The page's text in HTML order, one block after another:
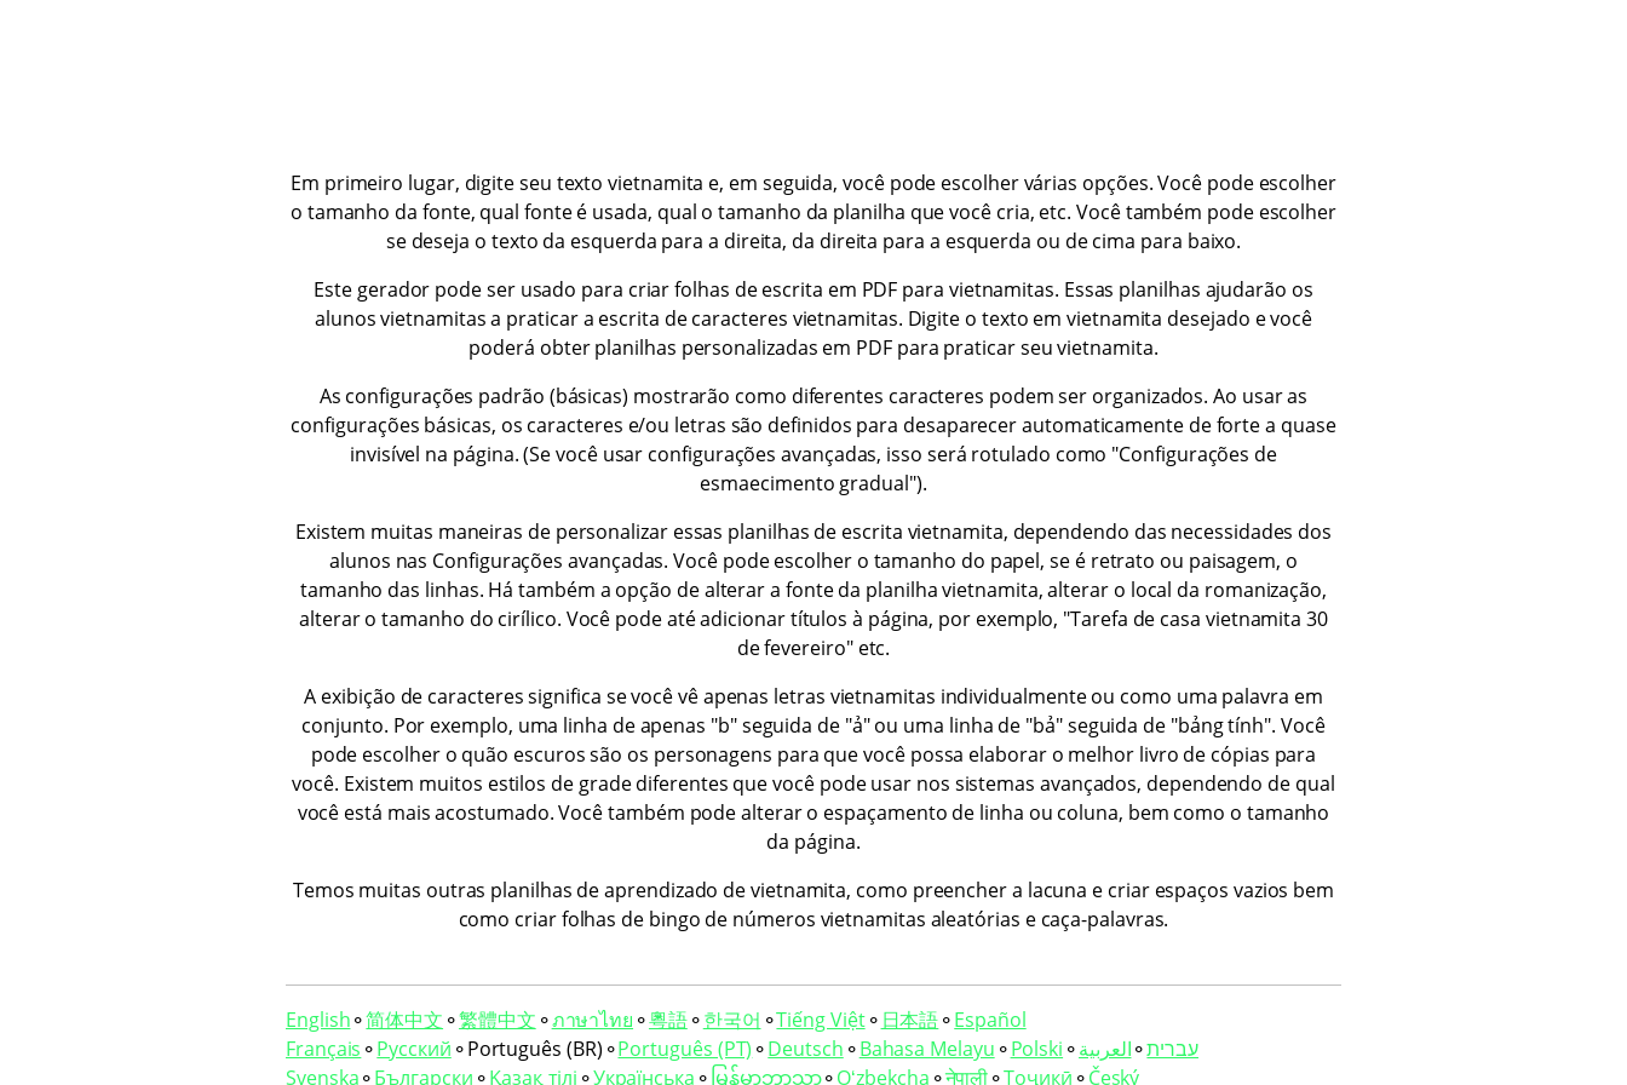
Em primeiro lugar, digite seu texto vietnamita e, em seguida, você pode escolher várias opções. Você pode escolher
o tamanho da fonte, qual fonte é usada, qual o tamanho da planilha que você cria, etc. Você também pode escolher
se deseja o texto da esquerda para a direita, da direita para a esquerda ou de cima para baixo.
Este gerador pode ser usado para criar folhas de escrita em PDF para vietnamitas. Essas planilhas ajudarão os
alunos vietnamitas a praticar a escrita de caracteres vietnamitas. Digite o texto em vietnamita desejado e você
poderá obter planilhas personalizadas em PDF para praticar seu vietnamita.
As configurações padrão (básicas) mostrarão como diferentes caracteres podem ser organizados. Ao usar as
configurações básicas, os caracteres e/ou letras são definidos para desaparecer automaticamente de forte a quase
invisível na página. (Se você usar configurações avançadas, isso será rotulado como "Configurações de
esmaecimento gradual").
Existem muitas maneiras de personalizar essas planilhas de escrita vietnamita, dependendo das necessidades dos
alunos nas Configurações avançadas. Você pode escolher o tamanho do papel, se é retrato ou paisagem, o
tamanho das linhas. Há também a opção de alterar a fonte da planilha vietnamita, alterar o local da romanização,
alterar o tamanho do cirílico. Você pode até adicionar títulos à página, por exemplo, "Tarefa de casa vietnamita 30
de fevereiro" etc.
A exibição de caracteres significa se você vê apenas letras vietnamitas individualmente ou como uma palavra em
conjunto. Por exemplo, uma linha de apenas "b" seguida de "ả" ou uma linha de "bả" seguida de "bảng tính". Você
pode escolher o quão escuros são os personagens para que você possa elaborar o melhor livro de cópias para
você. Existem muitos estilos de grade diferentes que você pode usar nos sistemas avançados, dependendo de qual
você está mais acostumado. Você também pode alterar o espaçamento de linha ou coluna, bem como o tamanho
da página.
Temos muitas outras planilhas de aprendizado de vietnamita, como preencher a lacuna e criar espaços vazios bem
como criar folhas de bingo de números vietnamitas aleatórias e caça-palavras.
English⚬简体中文 ⚬繁體中文 ⚬ภาษาไทย ⚬粵語⚬한국어 ⚬Tiếng Việt⚬ 日本語⚬Español
Français ⚬Русский ⚬Português (BR) ⚬Português (PT) ⚬Deutsch ⚬Bahasa Melayu ⚬Polski ⚬العربية‏⚬עברית‏
Svenska⚬Български ⚬Қазақ тілі ⚬Українська ⚬မြန်မာဘာသာ⚬Oʻzbekcha ⚬नेपाली⚬Тоҷикӣ ⚬Český